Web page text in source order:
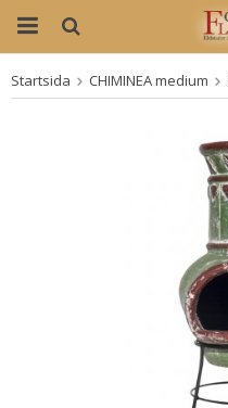
Produkten har
Startsida CHIMINEA medium